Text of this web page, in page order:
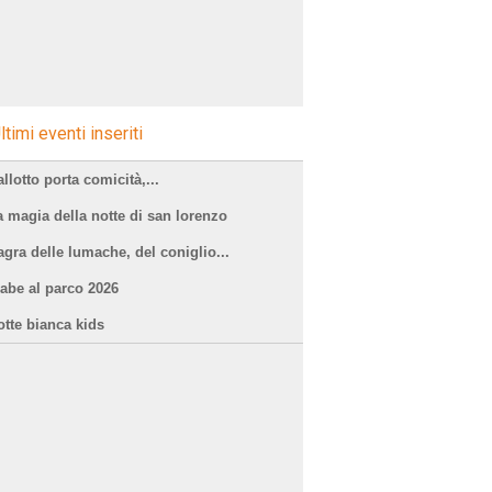
eventi inseriti
porta comicità,...
magia della notte di san lorenzo
delle lumache, del coniglio...
al parco 2026
bianca kids